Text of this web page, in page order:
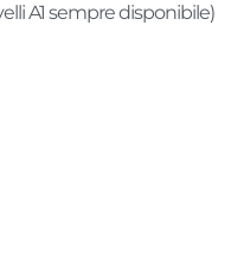
A1 sempre disponibile)